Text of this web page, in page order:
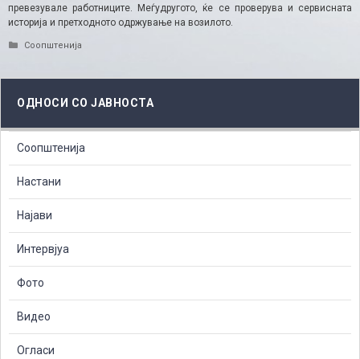
превезувале работниците. Меѓудругото, ќе се проверува и сервисната
историја и претходното одржување на возилото.
Categories
Соопштенија
ОДНОСИ СО ЈАВНОСТА
Соопштенија
Настани
Најави
Интервјуа
Фото
Видео
Огласи